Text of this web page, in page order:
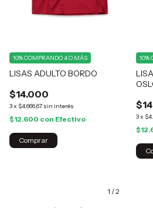
LISAS ADULTO BORDO
$14.000
3x $4.666,67 sin interés
10%COMPRANDO 4 O MÁS
$12.600 con Efectivo
Comprar
3x
10%
1 /2